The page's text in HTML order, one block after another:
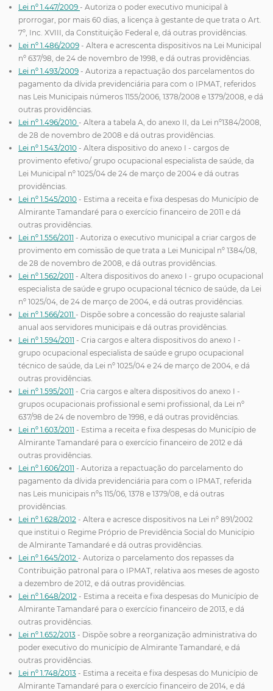
Lei nº 1.447/2009 - Autoriza o poder executivo municipal à
prorrogar, por mais 60 dias, a licença à gestante de que trata o Art.
7º, Inc. XVIII, da Constituição Federal e, dá outras providências.
Lei nº 1.486/2009 - Altera e acrescenta dispositivos na Lei Municipal
nº 637/98, de 24 de novembro de 1998, e dá outras providências.
Lei nº 1.493/2009 - Autoriza a repactuação dos parcelamentos do
pagamento da dívida previdenciária para com o IPMAT, referidos
nas Leis Municipais números 1155/2006, 1378/2008 e 1379/2008, e dá
outras providências.
Lei nº 1.496/2010 - Altera a tabela A, do anexo II, da Lei nº1384/2008,
de 28 de novembro de 2008 e dá outras providências.
Lei nº 1.543/2010 - Altera dispositivo do anexo I - cargos de
provimento efetivo/ grupo ocupacional especialista de saúde, da
Lei Municipal nº 1025/04 de 24 de março de 2004 e dá outras
providências.
Lei nº 1.545/2010 - Estima a receita e fixa despesas do Município de
Almirante Tamandaré para o exercício financeiro de 2011 e dá
outras providências.
Lei nº 1.556/2011 - Autoriza o executivo municipal a criar cargos de
provimento em comissão de que trata a Lei Municipal nº 1384/08,
de 28 de novembro de 2008, e dá outras providências.
Lei nº 1.562/2011 - Altera dispositivos do anexo I - grupo ocupacional
especialista de saúde e grupo ocupacional técnico de saúde, da Lei
nº 1025/04, de 24 de março de 2004, e dá outras providências.
Lei nº 1.566/2011 - Dispõe sobre a concessão do reajuste salarial
anual aos servidores municipais e dá outras providências.
Lei nº 1.594/2011 - Cria cargos e altera dispositivos do anexo I -
grupo ocupacional especialista de saúde e grupo ocupacional
técnico de saúde, da Lei nº 1025/04 e 24 de março de 2004, e dá
outras providências.
Lei nº 1.595/2011 - Cria cargos e altera dispositivos do anexo I -
grupos ocupacionais profissional e semi profissional, da Lei nº
637/98 de 24 de novembro de 1998, e dá outras providências.
Lei nº 1.603/2011 - Estima a receita e fixa despesas do Município de
Almirante Tamandaré para o exercício financeiro de 2012 e dá
outras providências.
Lei nº 1.606/2011 - Autoriza a repactuação do parcelamento do
pagamento da dívida previdenciária para com o IPMAT, referida
nas Leis municipais nºs 115/06, 1378 e 1379/08, e dá outras
providências.
Lei nº 1.628/2012 - Altera e acresce dispositivos na Lei nº 891/2002
que institui o Regime Próprio de Previdência Social do Município
de Almirante Tamandaré e dá outras providências.
Lei nº 1.645/2012 - Autoriza o parcelamento dos repasses da
Contribuição patronal para o IPMAT, relativa aos meses de agosto
a dezembro de 2012, e dá outras providências.
Lei nº 1.648/2012 - Estima a receita e fixa despesas do Município de
Almirante Tamandaré para o exercício financeiro de 2013, e dá
outras providências.
Lei nº 1.652/2013 - Dispõe sobre a reorganização administrativa do
poder executivo do município de Almirante Tamandaré, e dá
outras providências.
Lei nº 1.748/2013 - Estima a receita e fixa despesas do Município de
Almirante Tamandaré para o exercício financeiro de 2014, e dá